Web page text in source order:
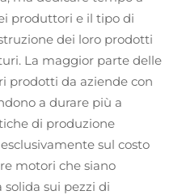
produttori e il tipo di
dei loro prodotti
La maggior parte delle
prodotti da aziende con
a durare più a
di produzione
sul costo
motori che siano
sui pezzi di